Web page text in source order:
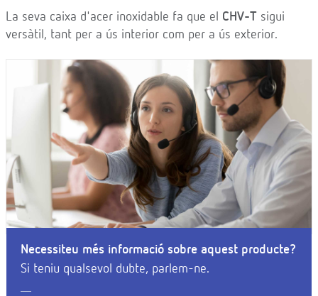
La seva caixa d'acer inoxidable fa que el CHV-T sigui
versàtil, tant per a ús interior com per a ús exterior.
Necessiteu més informació sobre aquest producte?
Si teniu qualsevol dubte, parlem-ne.